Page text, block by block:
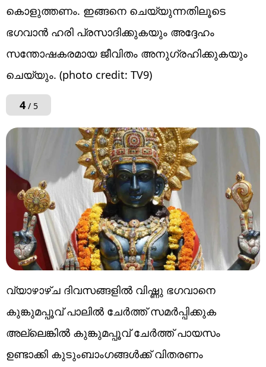
കൊളുത്തണം. ഇങ്ങനെ ചെയ്യുന്നതിലൂടെ
ഭഗവാൻ ഹരി പ്രസാദിക്കുകയും അദ്ദേഹം
സന്തോഷകരമായ ജീവിതം അനുഗ്രഹിക്കുകയും
ചെയ്യും. (photo credit: TV9)
4/ 5
വ്യാഴാഴ്ച ദിവസങ്ങളിൽ വിഷ്ണു ഭഗവാനെ
കുങ്കുമപ്പൂവ് പാലിൽ ചേർത്ത് സമർപ്പിക്കുക
അല്ലെങ്കിൽ കുങ്കുമപ്പൂവ് ചേർത്ത് പായസം
ഉണ്ടാക്കി കുടുംബാംഗങ്ങൾക്ക് വിതരണം